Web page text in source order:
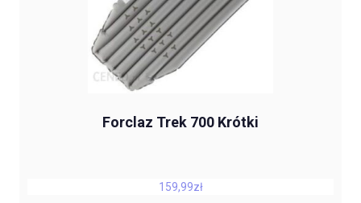
Forclaz Trek 700 Krótki
159,99zł